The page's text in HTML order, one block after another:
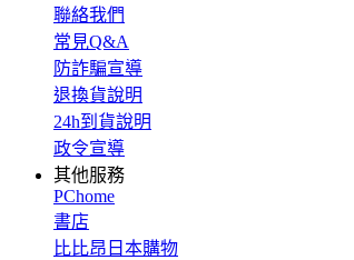
聯絡我們
常見Q&A
防詐騙宣導
退換貨說明
24h到貨說明
政令宣導
其他服務
PChome
書店
比比昂日本購物